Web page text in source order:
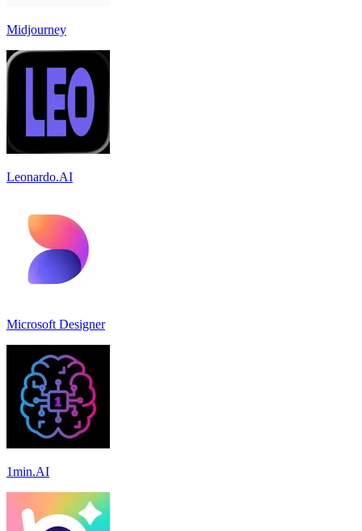
Midjourney
Leonardo.AI
Microsoft Designer
1min.AI